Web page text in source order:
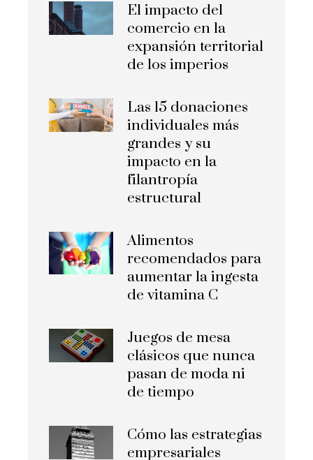
El impacto del
comercio en la
expansión territorial
de los imperios
Las 15 donaciones
individuales más
grandes y su
impacto en la
filantropía
estructural
Alimentos
recomendados para
aumentar la ingesta
de vitamina C
Juegos de mesa
clásicos que nunca
pasan de moda ni
de tiempo
Cómo las estrategias
empresariales